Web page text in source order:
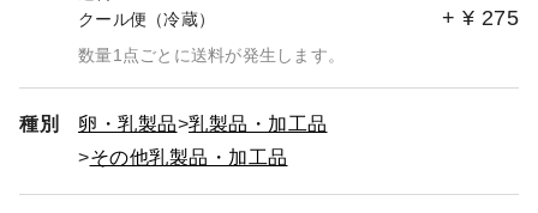
クール便（冷蔵） + ¥ 275
数量1点ごとに送料が発生します。
種別 卵・乳製品
乳製品・加工品
その他乳製品・加工品